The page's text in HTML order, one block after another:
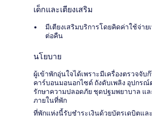
เด็กและเตียงเสริม
มีเตียงเสริมบริการโดยคิดค่าใช้จ่าย
ต่อคืน
นโยบาย
ผู้เข้าพักอุ่นใจได้เพราะมีเครื่องตรวจจับ
คาร์บอนมอนอกไซด์ ถังดับเพลิง อุปกร
รักษาความปลอดภัย ชุดปฐมพยาบาล แ
ภายในที่พัก
ที่พักแห่งนี้รับชำระเงินด้วยบัตรเดบิตแล